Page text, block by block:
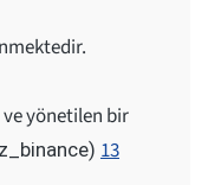
yönetilen bir
13